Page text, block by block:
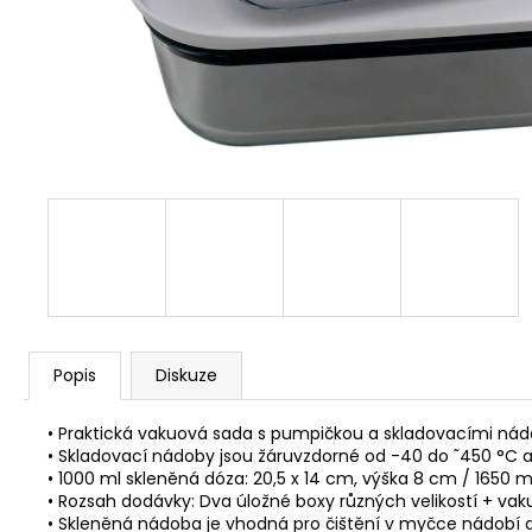
Popis Diskuze
• Praktická vakuová sada s pumpičkou a skladovacími
• Skladovací nádoby jsou žáruvzdorné od -40 do ˜450
• 1000 ml skleněná dóza: 20,5 x 14 cm, výška 8 cm /
• Rozsah dodávky: Dva úložné boxy různých velikostí +
• Skleněná nádoba je vhodná pro čištění v myčce
120 Kč